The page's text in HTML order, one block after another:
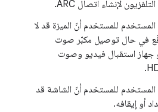
للمستخدم أنّ الميزة قد لا
في حال توصيل مكبّر صوت
جهاز استقبال فيديو وصوت
للمستخدم أنّ الشاشة قد
أو إيقافه.